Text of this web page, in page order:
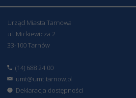
Urząd Miasta Tarnowa
ul. Mickiewicza 2
33-100 Tarnów
(14) 688 24 00
umt@umt.tarnow.pl
Deklaracja dostępności